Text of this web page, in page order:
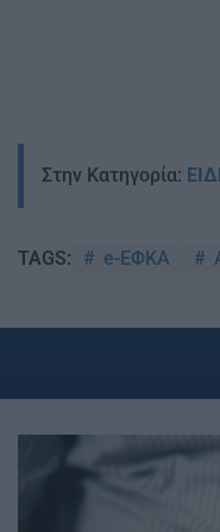
Στην Κατηγορία:
TAGS: e-ΕΦΚΑ